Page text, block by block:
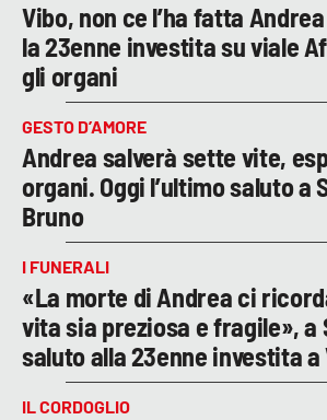
Vibo, non ce l’ha fatta
la 23enne investita su viale
gli organi
GESTO D’AMORE
Andrea salverà sette vite,
organi. Oggi l’ultimo saluto a
Bruno
I FUNERALI
«La morte di Andrea ci
vita sia preziosa e fragile», a
saluto alla 23enne investita a
IL CORDOGLIO